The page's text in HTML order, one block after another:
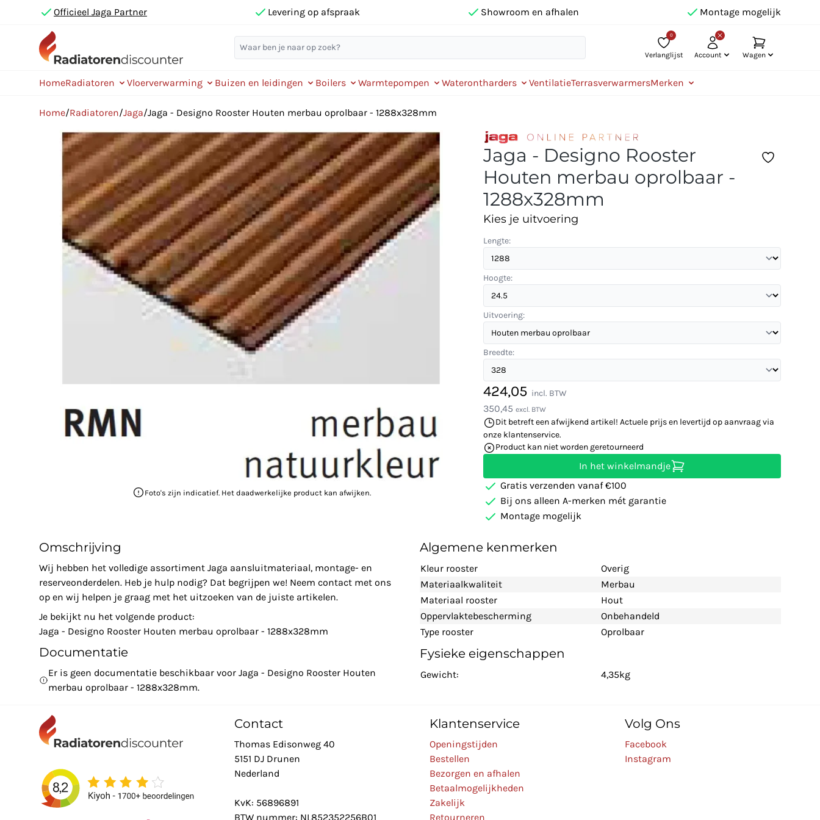
Officieel Jaga Partner Levering op afspraak Showroom en afhalen Montage mogelijk
0
Verlanglijst Account Wagen
HomeRadiatoren Vloerverwarming Buizen en leidingen Boilers Warmtepompen Waterontharders VentilatieTerrasverwarmersMerken
Home/Radiatoren/Jaga/Jaga - Designo Rooster Houten merbau oprolbaar - 1288x328mm
Foto's zijn indicatief. Het daadwerkelijke product kan afwijken.
Jaga - Designo Rooster
Houten merbau oprolbaar -
1288x328mm
Kies je uitvoering
Lengte:
Hoogte:
Uitvoering:
Breedte:
424,05 incl. BTW
350,45 excl. BTW
Dit betreft een afwijkend artikel! Actuele prijs en levertijd op aanvraag via
onze klantenservice.
Product kan niet worden geretourneerd
In het winkelmandje
Gratis verzenden vanaf €100
Bij ons alleen A-merken mét garantie
Montage mogelijk
Omschrijving
Wij hebben het volledige assortiment Jaga aansluitmateriaal, montage- en
reserveonderdelen. Heb je hulp nodig? Dat begrijpen we! Neem contact met ons
op en wij helpen je graag met het uitzoeken van de juiste artikelen.
Je bekijkt nu het volgende product:
Jaga - Designo Rooster Houten merbau oprolbaar - 1288x328mm
Documentatie
Er is geen documentatie beschikbaar voor Jaga - Designo Rooster Houten
merbau oprolbaar - 1288x328mm.
Algemene kenmerken
Kleur rooster
Overig
Materiaalkwaliteit
Merbau
Materiaal rooster
Hout
Oppervlaktebescherming
Onbehandeld
Type rooster
Oprolbaar
Fysieke eigenschappen
Gewicht: 4,35kg
Contact
Thomas Edisonweg 40
5151 DJ Drunen
Nederland
KvK: 56896891
BTW nummer: NL852352256B01
Klantenservice
Openingstijden
Bestellen
Bezorgen en afhalen
Betaalmogelijkheden
Zakelijk
Retourneren
Volg Ons
Facebook
Instagram